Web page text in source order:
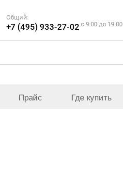
Общий:
+7 (495) 933-27-02 c 9:00 до 19:00
Прайс Где купить